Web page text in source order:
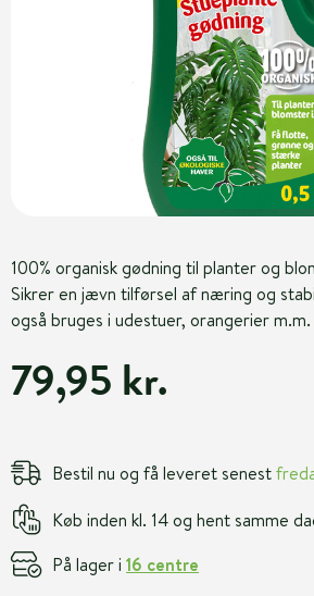
100% organisk gødning til planter og
Sikrer en jævn tilførsel af næring og
også bruges i udestuer, orangerier
79,95 kr.
Bestil nu og få leveret senest
Køb inden kl. 14 og hent samme
På lager i 16 centre